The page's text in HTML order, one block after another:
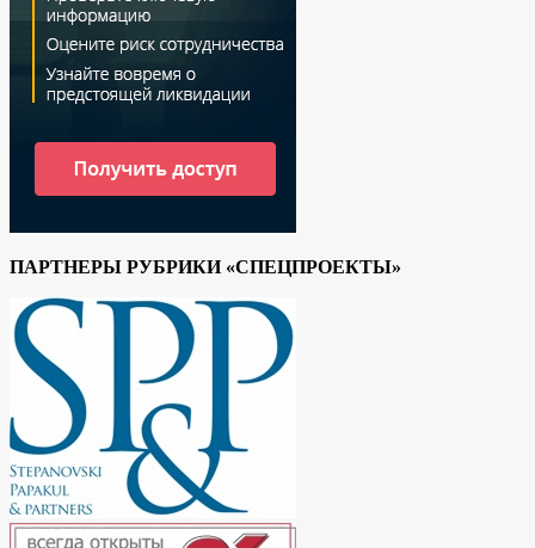
ПАРТНЕРЫ РУБРИКИ «СПЕЦПРОЕКТЫ»